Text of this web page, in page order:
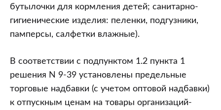
бутылочки для кормления детей; санитарно-
гигиенические изделия: пеленки, подгузники,
памперсы, салфетки влажные).
В соответствии с подпунктом 1.2 пункта 1
решения N 9-39 установлены предельные
торговые надбавки (с учетом оптовой надбавки)
к отпускным ценам на товары организаций-